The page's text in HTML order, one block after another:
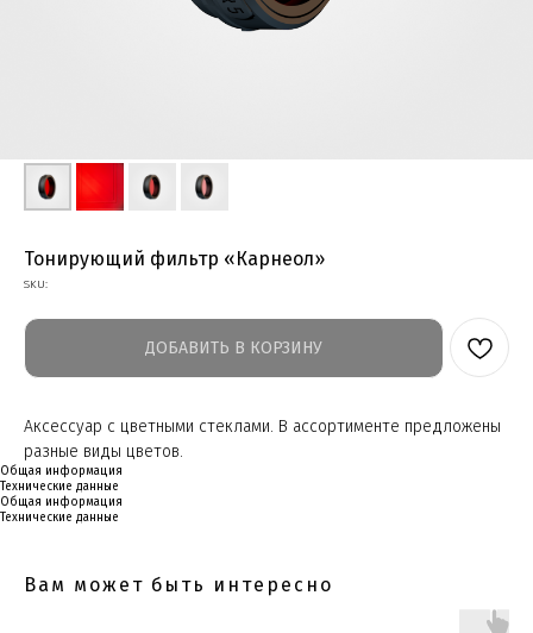
‎Тонирующий фильтр «Карнеол»
SKU:
ДОБАВИТЬ В КОРЗИНУ
Аксессуар с цветными стеклами. В ассортименте предложены
разные виды цветов.
Общая информация
Технические данные
Общая информация
Технические данные
Вам может быть интересно